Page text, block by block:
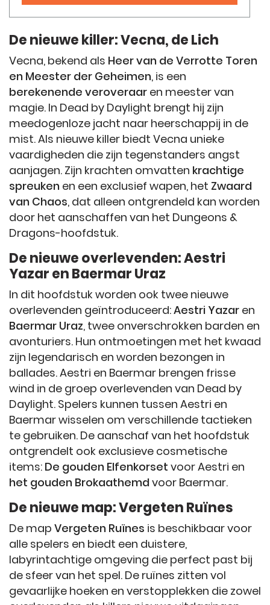
De nieuwe killer: Vecna, de Lich
Vecna, bekend als Heer van de Verrotte Toren
en Meester der Geheimen, is een
berekenende veroveraar en meester van
magie. In Dead by Daylight brengt hij zijn
meedogenloze jacht naar heerschappij in de
mist. Als nieuwe killer biedt Vecna unieke
vaardigheden die zijn tegenstanders angst
aanjagen. Zijn krachten omvatten krachtige
spreuken en een exclusief wapen, het Zwaard
van Chaos, dat alleen ontgrendeld kan worden
door het aanschaffen van het Dungeons &
Dragons-hoofdstuk.
De nieuwe overlevenden: Aestri
Yazar en Baermar Uraz
In dit hoofdstuk worden ook twee nieuwe
overlevenden geïntroduceerd:Aestri Yazar en
Baermar Uraz, twee onverschrokken barden en
avonturiers. Hun ontmoetingen met het kwaad
zijn legendarisch en worden bezongen in
ballades. Aestri en Baermar brengen frisse
wind in de groep overlevenden van Dead by
Daylight. Spelers kunnen tussen Aestri en
Baermar wisselen om verschillende tactieken
te gebruiken. De aanschaf van het hoofdstuk
ontgrendelt ook exclusieve cosmetische
items: De gouden Elfenkorset voor Aestri en
het gouden Brokaathemdvoor Baermar.
De nieuwe map: Vergeten Ruïnes
De map Vergeten Ruïnes is beschikbaar voor
alle spelers en biedt een duistere,
labyrintachtige omgeving die perfect past bij
de sfeer van het spel. De ruïnes zitten vol
gevaarlijke hoeken en verstopplekken die zowel